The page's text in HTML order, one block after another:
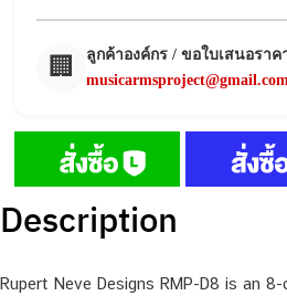
🏢
ลูกค้าองค์กร / ขอใบเสนอราค
Description
Rupert Neve Designs RMP-D8 is an